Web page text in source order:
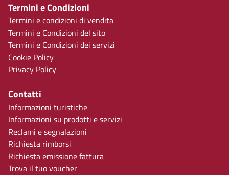
Termini e Condizioni
Termini e condizioni di vendita
Termini e Condizioni del sito
Termini e Condizioni dei servizi
Cookie Policy
Privacy Policy
Contatti
Informazioni turistiche
Informazioni su prodotti e servizi
Reclami e segnalazioni
Richiesta rimborsi
Richiesta emissione fattura
Trova il tuo voucher